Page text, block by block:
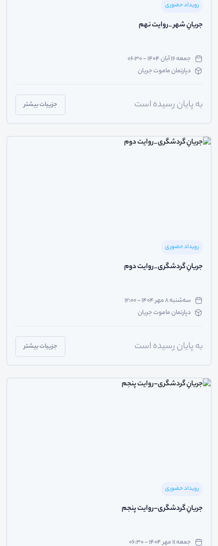
رویداد حضوری
جریانِ شهر _روایت نهم
جمعه ۱۶ آبان ۱۴۰۴ - ۰۶:۳۰
دپارتمان ماموت جریان
به پایان رسیده است جزییات بیشتر
رویداد حضوری
جریانِ گردشگری_روایت دوم
سه‌شنبه ۸ مهر ۱۴۰۴ - ۱۲:۰۰
دپارتمان ماموت جریان
به پایان رسیده است جزییات بیشتر
رویداد حضوری
جریانِ گردشگری-روایت پنجم
جمعه ۱۱ مهر ۱۴۰۴ - ۰۶:۳۰